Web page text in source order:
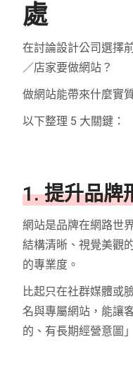
處
在討論設計公司選擇
／店家要做網站？
做網站能帶來什麼實
以下整理 5 大關鍵：
1. 提升品牌
網站是品牌在網路世
結構清晰、視覺美觀
的專業度。
比起只在社群媒體或
名與專屬網站，能讓
的、有長期經營意圖